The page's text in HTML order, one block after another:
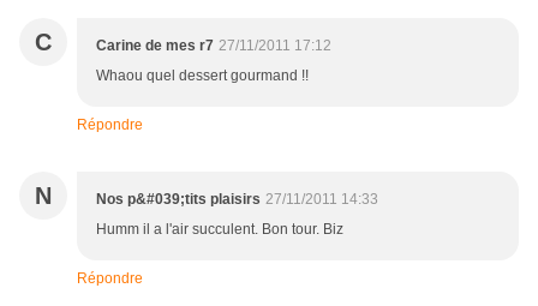
C Carine de mes r7 27/11/2011 17:12
Whaou quel dessert gourmand !!
Répondre
N Nos p&#039;tits plaisirs 27/11/2011 14:33
Humm il a l'air succulent. Bon tour. Biz
Répondre